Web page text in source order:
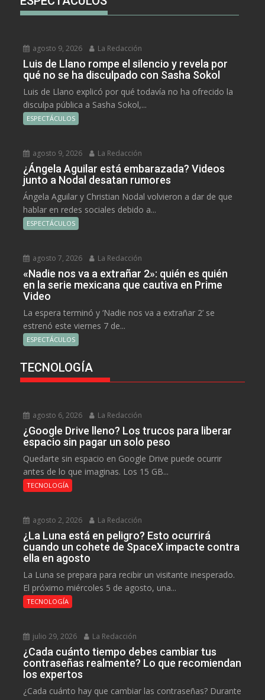
agosto 9, 2026 La Redacción
Luis de Llano rompe el silencio y revela por
qué no se ha disculpado con Sasha Sokol
Luis de Llano explicó por qué todavía no ha ofrecido la
disculpa pública a Sasha Sokol,...
ESPECTÁCULOS
agosto 9, 2026 La Redacción
¿Ángela Aguilar está embarazada? Videos
junto a Nodal desatan rumores
Ángela Aguilar y Christian Nodal volvieron a dar de que
hablar en redes sociales debido a...
ESPECTÁCULOS
agosto 7, 2026 La Redacción
«Nadie nos va a extrañar 2»: quién es quién
en la serie mexicana que cautiva en Prime
Video
La espera terminó y ‘Nadie nos va a extrañar 2’ se
estrenó este viernes 7 de...
ESPECTÁCULOS
TECNOLOGÍA
agosto 6, 2026 La Redacción
¿Google Drive lleno? Los trucos para liberar
espacio sin pagar un solo peso
Quedarte sin espacio en Google Drive puede ocurrir
antes de lo que imaginas. Los 15 GB...
TECNOLOGÍA
agosto 2, 2026 La Redacción
¿La Luna está en peligro? Esto ocurrirá
cuando un cohete de SpaceX impacte contra
ella en agosto
La Luna se prepara para recibir un visitante inesperado.
El próximo miércoles 5 de agosto, una...
TECNOLOGÍA
julio 29, 2026 La Redacción
¿Cada cuánto tiempo debes cambiar tus
contraseñas realmente? Lo que recomiendan
los expertos
¿Cada cuánto hay que cambiar las contraseñas? Durante